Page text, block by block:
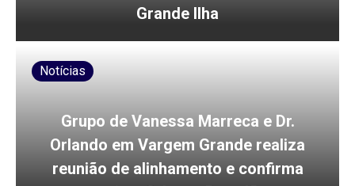
Grande Ilha
Notícias
Grupo de Vanessa Marreca e Dr.
Orlando em Vargem Grande realiza
reunião de alinhamento e confirma